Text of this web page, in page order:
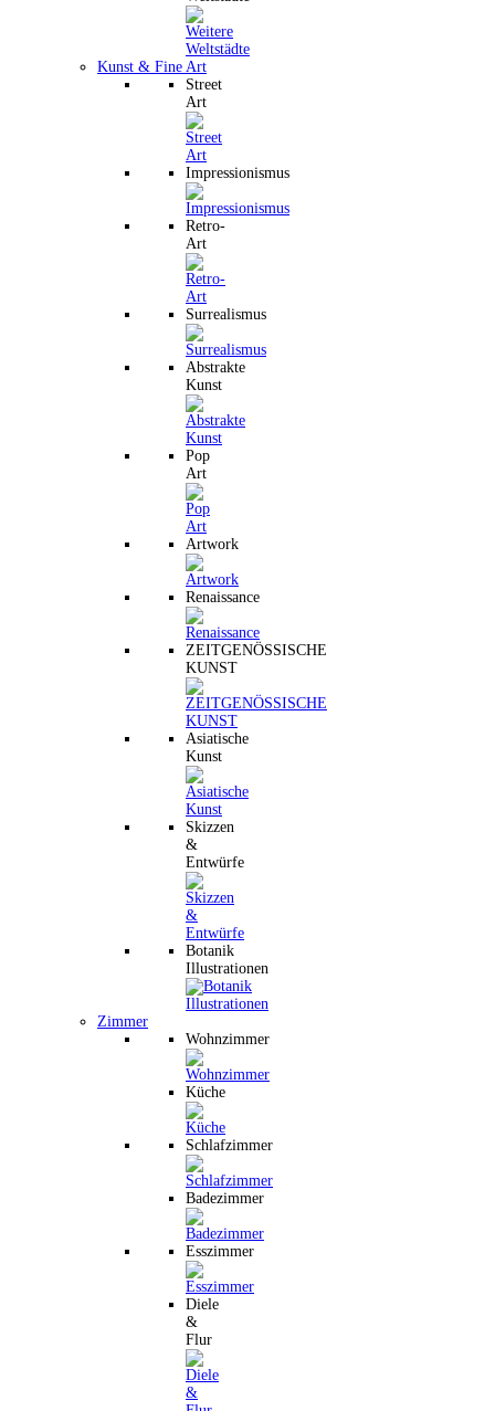
Kunst & Fine Art
Street
Art
Impressionismus
Retro-
Art
Surrealismus
Abstrakte
Kunst
Pop
Art
Artwork
Renaissance
ZEITGENÖSSISCHE
KUNST
Asiatische
Kunst
Skizzen
&
Entwürfe
Botanik
Illustrationen
Zimmer
Wohnzimmer
Küche
Schlafzimmer
Badezimmer
Esszimmer
Diele
&
Flur